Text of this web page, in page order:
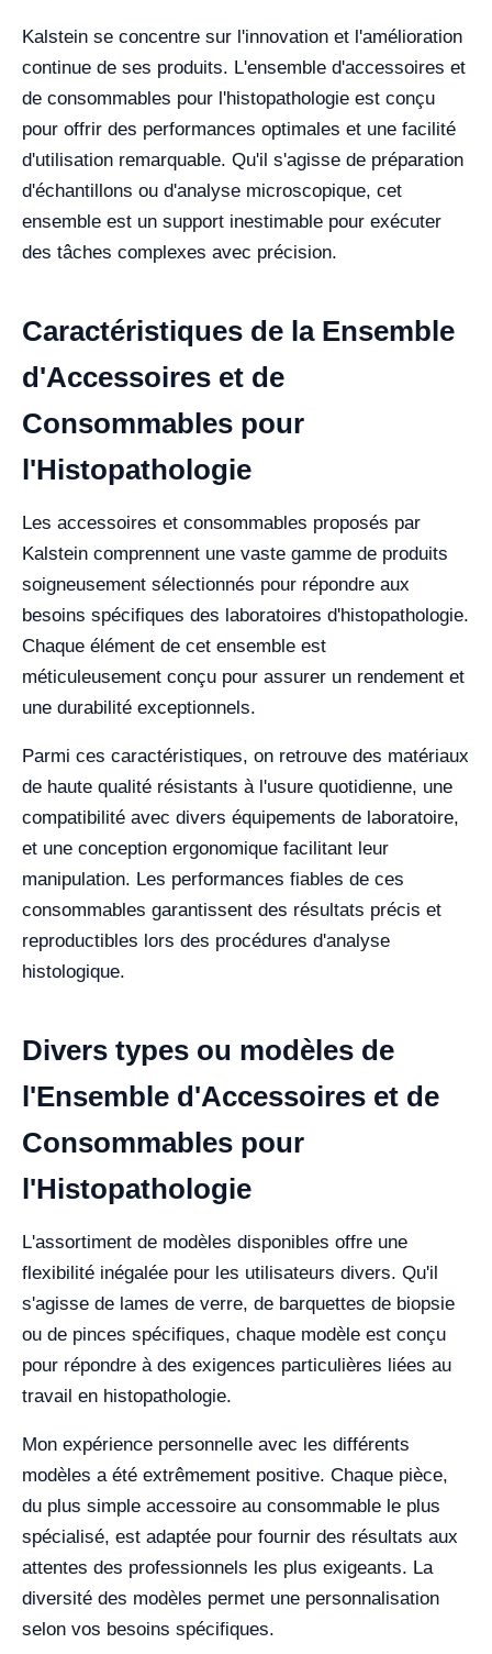
Kalstein se concentre sur l'innovation et l'amélioration
continue de ses produits. L'ensemble d'accessoires et
de consommables pour l'histopathologie est conçu
pour offrir des performances optimales et une facilité
d'utilisation remarquable. Qu'il s'agisse de préparation
d'échantillons ou d'analyse microscopique, cet
ensemble est un support inestimable pour exécuter
des tâches complexes avec précision.
Caractéristiques de la Ensemble
d'Accessoires et de
Consommables pour
l'Histopathologie
Les accessoires et consommables proposés par
Kalstein comprennent une vaste gamme de produits
soigneusement sélectionnés pour répondre aux
besoins spécifiques des laboratoires d'histopathologie.
Chaque élément de cet ensemble est
méticuleusement conçu pour assurer un rendement et
une durabilité exceptionnels.
Parmi ces caractéristiques, on retrouve des matériaux
de haute qualité résistants à l'usure quotidienne, une
compatibilité avec divers équipements de laboratoire,
et une conception ergonomique facilitant leur
manipulation. Les performances fiables de ces
consommables garantissent des résultats précis et
reproductibles lors des procédures d'analyse
histologique.
Divers types ou modèles de
l'Ensemble d'Accessoires et de
Consommables pour
l'Histopathologie
L'assortiment de modèles disponibles offre une
flexibilité inégalée pour les utilisateurs divers. Qu'il
s'agisse de lames de verre, de barquettes de biopsie
ou de pinces spécifiques, chaque modèle est conçu
pour répondre à des exigences particulières liées au
travail en histopathologie.
Mon expérience personnelle avec les différents
modèles a été extrêmement positive. Chaque pièce,
du plus simple accessoire au consommable le plus
spécialisé, est adaptée pour fournir des résultats aux
attentes des professionnels les plus exigeants. La
diversité des modèles permet une personnalisation
selon vos besoins spécifiques.